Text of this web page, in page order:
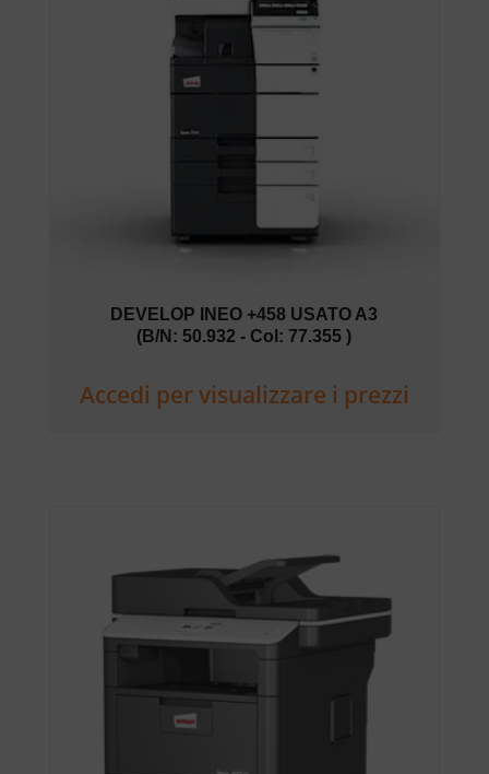
DEVELOP INEO +458 USATO A3
(B/N: 50.932 - Col: 77.355 )
Accedi per visualizzare i prezzi